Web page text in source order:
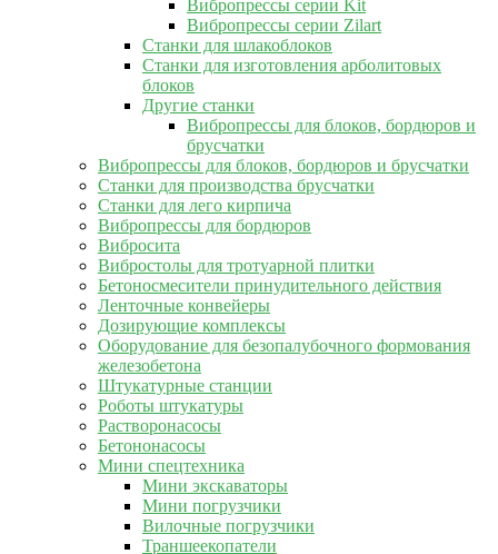
Вибропрессы серии Kit
Вибропрессы серии Zilart
Станки для шлакоблоков
Станки для изготовления арболитовых
блоков
Другие станки
Вибропрессы для блоков, бордюров и
брусчатки
Вибропрессы для блоков, бордюров и брусчатки
Станки для производства брусчатки
Станки для лего кирпича
Вибропрессы для бордюров
Вибросита
Вибростолы для тротуарной плитки
Бетоносмесители принудительного действия
Ленточные конвейеры
Дозирующие комплексы
Оборудование для безопалубочного формования
железобетона
Штукатурные станции
Роботы штукатуры
Растворонасосы
Бетононасосы
Мини спецтехника
Мини экскаваторы
Мини погрузчики
Вилочные погрузчики
Траншеекопатели